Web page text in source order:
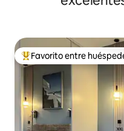
Favorito entre
Favorito entre